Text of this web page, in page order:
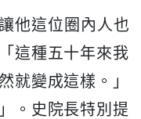
他這位圈內人也
這種五十年來我
就變成這樣。」
。 史院長特別提